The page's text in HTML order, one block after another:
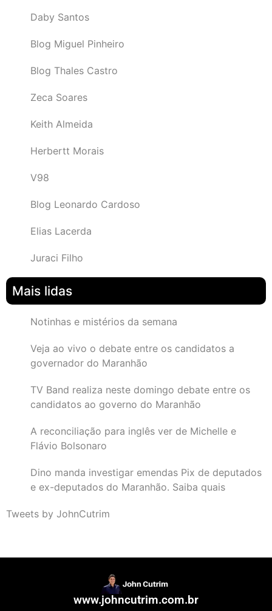
Daby Santos
Blog Miguel Pinheiro
Blog Thales Castro
Zeca Soares
Keith Almeida
Herbertt Morais
V98
Blog Leonardo Cardoso
Elias Lacerda
Juraci Filho
Mais lidas
Notinhas e mistérios da semana
Veja ao vivo o debate entre os candidatos a
governador do Maranhão
TV Band realiza neste domingo debate entre os
candidatos ao governo do Maranhão
A reconciliação para inglês ver de Michelle e
Flávio Bolsonaro
Dino manda investigar emendas Pix de deputados
e ex-deputados do Maranhão. Saiba quais
Tweets by JohnCutrim
www.johncutrim.com.br